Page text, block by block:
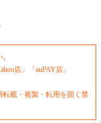
店」「auPAY店」
載・複製・転用を固く禁